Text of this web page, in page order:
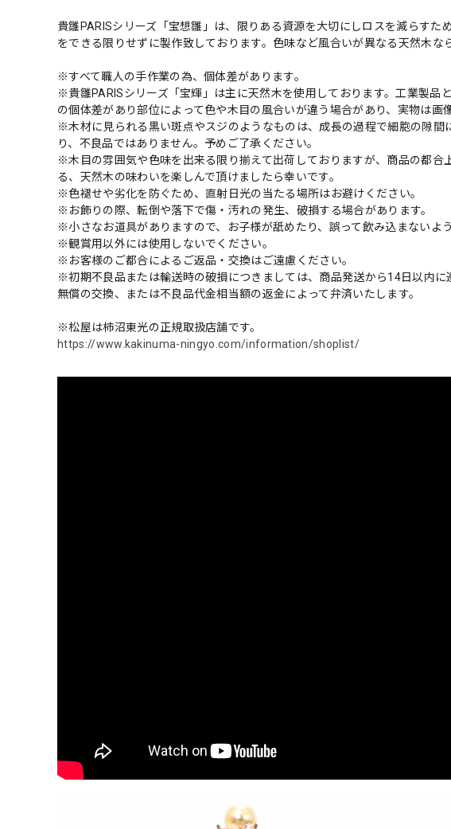
貴雛PARISシリーズ「宝想雛」は、限りある資源を大切にしロスを減らすた
をできる限りせずに製作致しております。色味など風合いが異なる天然木な
※すべて職人の手作業の為、個体差があります。
※貴雛PARISシリーズ「宝輝」は主に天然木を使用しております。工業製品
の個体差があり部位によって色や木目の風合いが違う場合があり、実物は画
※木材に見られる黒い斑点やスジのようなものは、成長の過程で細胞の隙
り、不良品ではありません。予めご了承ください。
※木目の雰囲気や色味を出来る限り揃えて出荷しておりますが、商品の都
る、天然木の味わいを楽しんで頂けましたら幸いです。
※色褪せや劣化を防ぐため、直射日光の当たる場所はお避けください。
※お飾りの際、転倒や落下で傷・汚れの発生、破損する場合があります。
※小さなお道具がありますので、お子様が舐めたり、誤って飲み込まないよ
※観賞用以外には使用しないでください。
※お客様のご都合によるご返品・交換はご遠慮ください。
※初期不良品または輸送時の破損につきましては、商品発送から14日以内
無償の交換、または不良品代金相当額の返金によって弁済いたします。
※松屋は柿沼東光の正規取扱店舗です。
https://www.kakinuma-ningyo.com/information/shoplist/